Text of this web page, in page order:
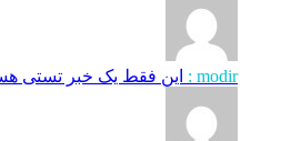
modir : این فقط یک خبر تستی